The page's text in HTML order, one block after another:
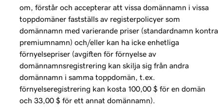
om, förstår och accepterar att vissa domännamn i vissa
toppdomäner fastställs av registerpolicyer som
domännamn med varierande priser (standardnamn kontra
premiumnamn) och/eller kan ha icke enhetliga
förnyelsepriser (avgiften för förnyelse av
domännamnsregistrering kan skilja sig från andra
domännamn i samma toppdomän, t.ex.
förnyelseregistrering kan kosta 100,00 $ för en domän
och 33,00 $ för ett annat domännamn).